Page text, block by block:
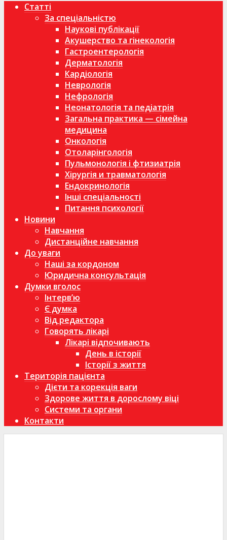
Статті
За спеціальністю
Наукові публікації
Акушерство та гінекологія
Гастроентерологія
Дерматологія
Кардіологія
Неврологія
Нефрологія
Неонатологія та педіатрія
Загальна практика — сімейна
медицина
Онкологія
Отоларінгологія
Пульмонологія і фтизиатрія
Хірургія и травматологія
Ендокринологія
Інші спеціальності
Питання психології
Новини
Навчання
Дистанційне навчання
До уваги
Наші за кордоном
Юридична консультація
Думки вголос
Інтерв’ю
Є думка
Від редактора
Говорять лікарі
Лікарі відпочивають
День в історії
Історії з життя
Територія пацієнта
Дієти та корекція ваги
Здорове життя в дорослому віці
Системи та органи
Контакти